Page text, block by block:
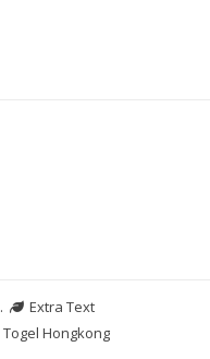
.
Extra Text
Togel Hongkong